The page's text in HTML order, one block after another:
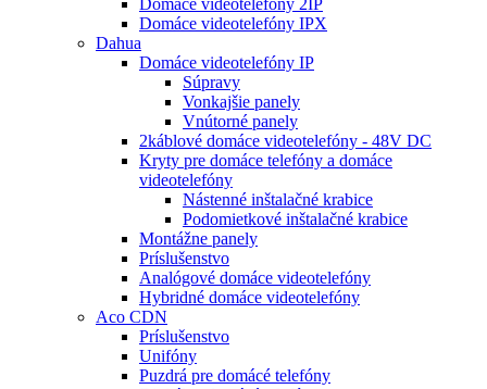
Domáce videotelefóny 2IP
Domáce videotelefóny IPX
Dahua
Domáce videotelefóny IP
Súpravy
Vonkajšie panely
Vnútorné panely
2káblové domáce videotelefóny - 48V DC
Kryty pre domáce telefóny a domáce
videotelefóny
Nástenné inštalačné krabice
Podomietkové inštalačné krabice
Montážne panely
Príslušenstvo
Analógové domáce videotelefóny
Hybridné domáce videotelefóny
Aco CDN
Príslušenstvo
Unifóny
Puzdrá pre domácé telefóny